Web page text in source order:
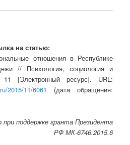
на статью:
отношения в Республике
// Психология, социология и
[Электронный ресурс]. URL:
2015/11/6061
(дата обращения:
при поддержке гранта Президента
РФ МК-6746.2015.6